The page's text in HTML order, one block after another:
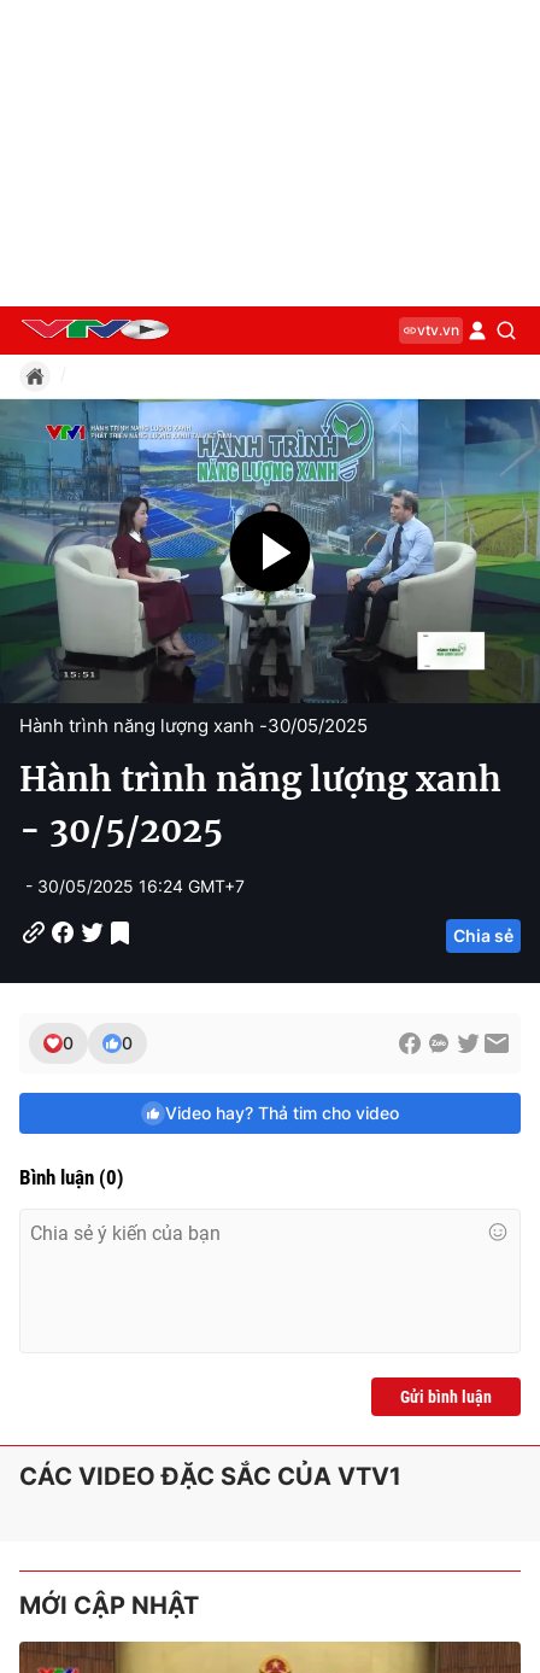
vtv.vn
Hành trình năng lượng xanh -30/05/2025
Hành trình năng lượng xanh
- 30/5/2025
- 30/05/2025 16:24 GMT+7
Chia sẻ
0 0
Video hay? Thả tim cho video
Bình luận (0)
Gửi bình luận
CÁC VIDEO ĐẶC SẮC CỦA VTV1
MỚI CẬP NHẬT